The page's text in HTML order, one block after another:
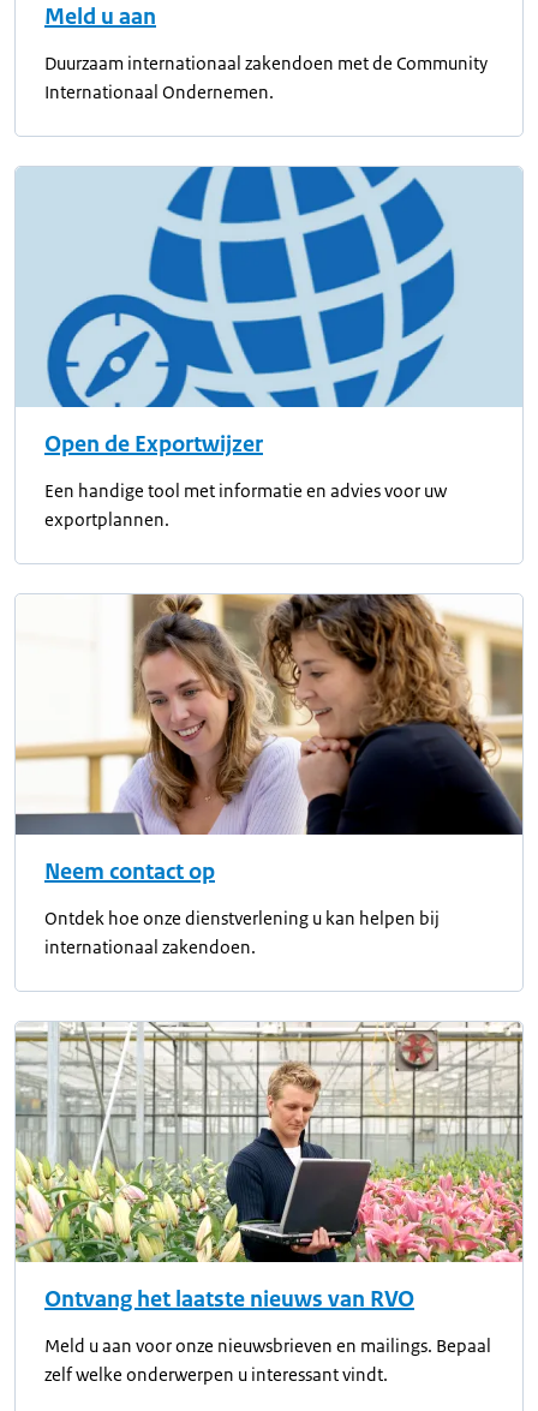
Meld u aan
Duurzaam internationaal zakendoen met de Community
Internationaal Ondernemen.
Open de Exportwijzer
Een handige tool met informatie en advies voor uw
exportplannen.
Neem contact op
Ontdek hoe onze dienstverlening u kan helpen bij
internationaal zakendoen.
Ontvang het laatste nieuws van RVO
Meld u aan voor onze nieuwsbrieven en mailings. Bepaal
zelf welke onderwerpen u interessant vindt.